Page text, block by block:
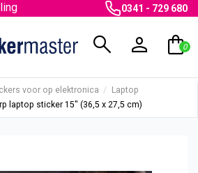
0341 - 729 680
search person shopping_bag
0
voor op elektronica
Laptop
laptop sticker 15" (36,5 x 27,5 cm)